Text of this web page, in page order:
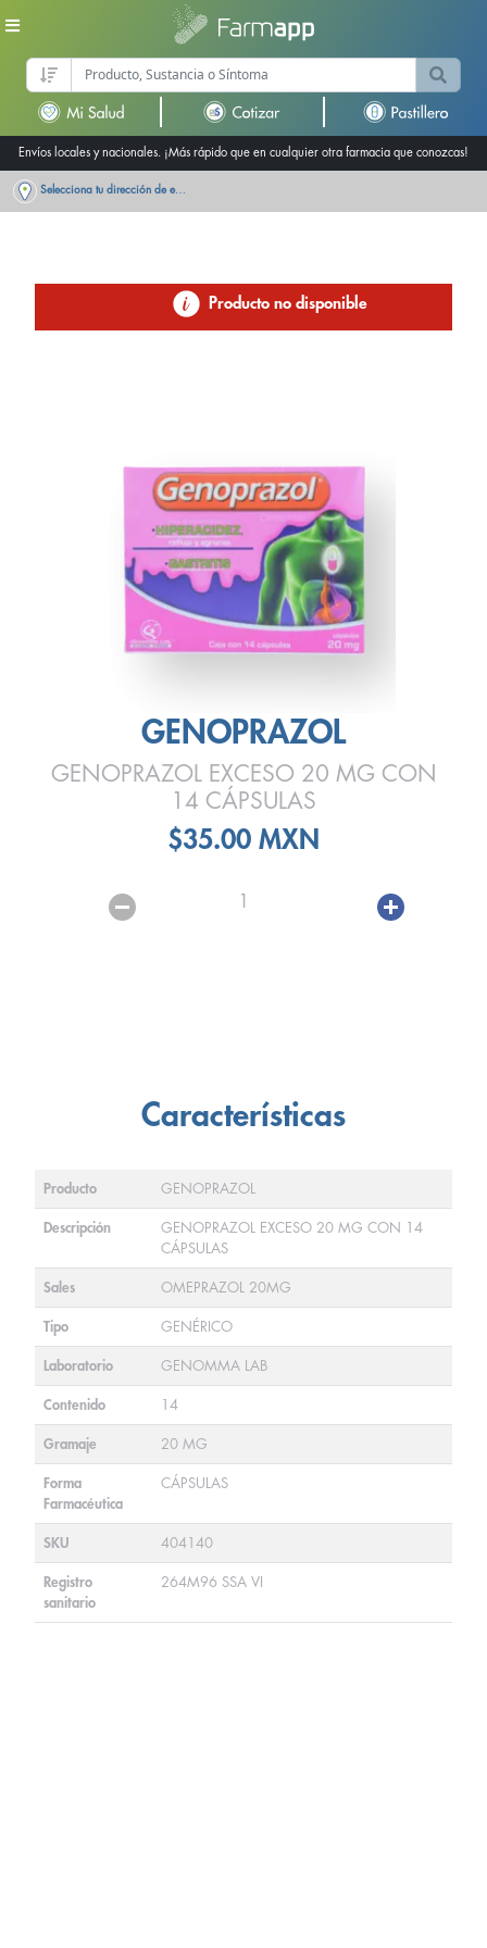
Envíos locales y nacionales. ¡Más rápido que en cualquier otra farmacia que conozcas!
Selecciona tu dirección de entrega
Producto no disponible
GENOPRAZOL
GENOPRAZOL EXCESO 20 MG CON
14 CÁPSULAS
$35.00 MXN
1
Características
Producto GENOPRAZOL
Descripción
GENOPRAZOL EXCESO 20 MG CON 14
CÁPSULAS
Sales OMEPRAZOL 20MG
Tipo GENÉRICO
Laboratorio GENOMMA LAB
Contenido 14
Gramaje 20 MG
Forma
Farmacéutica
CÁPSULAS
SKU 404140
Registro
sanitario
264M96 SSA VI